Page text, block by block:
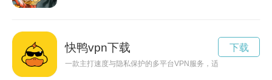
快鸭vpn下载
一款主打速度与隐私保护的多平台VPN服务，适合流媒体、游戏
下载